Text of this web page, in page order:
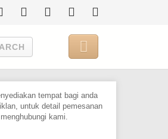

tempat bagi anda
untuk detail pemesanan
kami.